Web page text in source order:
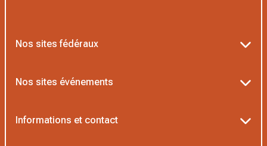
Nos sites fédéraux
Nos sites événements
Informations et contact